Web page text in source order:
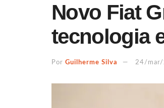
Novo Fiat
tecnologia
Por Guilherme Silva 24/mar/